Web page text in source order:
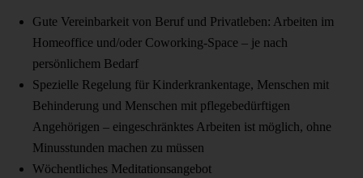
Gute Vereinbarkeit von Beruf und Privatleben: Arbeiten im
Homeoffice und/oder Coworking-Space – je nach
persönlichem Bedarf
Spezielle Regelung für Kinderkrankentage, Menschen mit
Behinderung und Menschen mit pflegebedürftigen
Angehörigen – eingeschränktes Arbeiten ist möglich, ohne
Minusstunden machen zu müssen
Wöchentliches Meditationsangebot